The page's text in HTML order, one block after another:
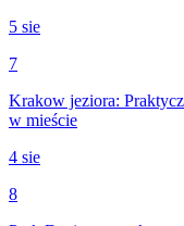
5 sie
7
Krakow jeziora:
w mieście
4 sie
8